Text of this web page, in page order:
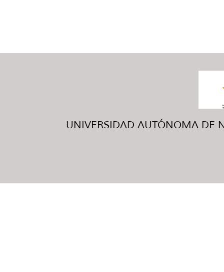
UNIVERSIDAD AUTÓNOMA DE